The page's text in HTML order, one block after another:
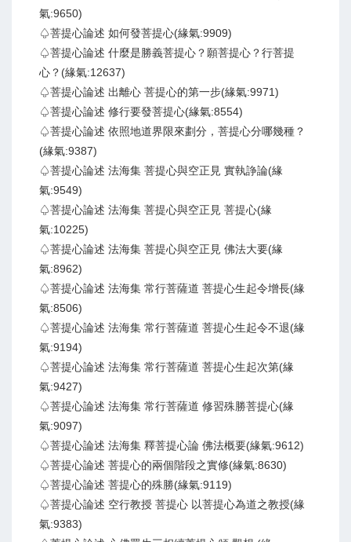
氣:9650)
♤菩提心論述 如何發菩提心(緣氣:9909)
♤菩提心論述 什麼是勝義菩提心？願菩提心？行菩提
心？(緣氣:12637)
♤菩提心論述 出離心 菩提心的第一步(緣氣:9971)
♤菩提心論述 修行要發菩提心(緣氣:8554)
♤菩提心論述 依照地道界限來劃分，菩提心分哪幾種？
(緣氣:9387)
♤菩提心論述 法海集 菩提心與空正見 實執諍論(緣
氣:9549)
♤菩提心論述 法海集 菩提心與空正見 菩提心(緣
氣:10225)
♤菩提心論述 法海集 菩提心與空正見 佛法大要(緣
氣:8962)
♤菩提心論述 法海集 常行菩薩道 菩提心生起令增長(緣
氣:8506)
♤菩提心論述 法海集 常行菩薩道 菩提心生起令不退(緣
氣:9194)
♤菩提心論述 法海集 常行菩薩道 菩提心生起次第(緣
氣:9427)
♤菩提心論述 法海集 常行菩薩道 修習殊勝菩提心(緣
氣:9097)
♤菩提心論述 法海集 釋菩提心論 佛法概要(緣氣:9612)
♤菩提心論述 菩提心的兩個階段之實修(緣氣:8630)
♤菩提心論述 菩提心的殊勝(緣氣:9119)
♤菩提心論述 空行教授 菩提心 以菩提心為道之教授(緣
氣:9383)